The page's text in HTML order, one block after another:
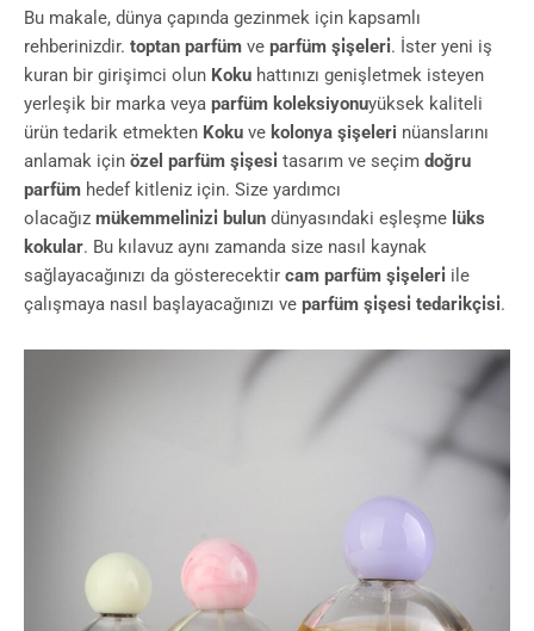
Bu makale, dünya çapında gezinmek için kapsamlı
rehberinizdir. toptan parfüm ve parfüm şi̇şeleri̇. İster yeni iş
kuran bir girişimci olun Koku hattınızı genişletmek isteyen
yerleşik bir marka veya parfüm koleksiyonuyüksek kaliteli
ürün tedarik etmekten Koku ve kolonya şişeleri nüanslarını
anlamak için özel parfüm şi̇şesi̇ tasarım ve seçim doğru
parfüm hedef kitleniz için. Size yardımcı
olacağız mükemmeli̇ni̇zi̇ bulun dünyasındaki eşleşme lüks
kokular. Bu kılavuz aynı zamanda size nasıl kaynak
sağlayacağınızı da gösterecektir cam parfüm şi̇şeleri̇ ile
çalışmaya nasıl başlayacağınızı ve parfüm şi̇şesi̇ tedari̇kçi̇si̇.